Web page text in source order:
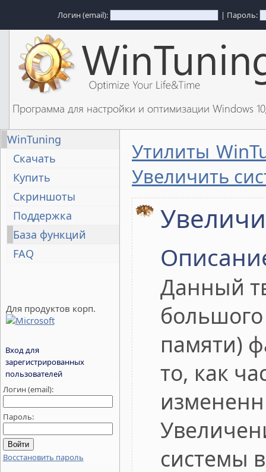
Логин (email): | Пароль:
Программа для настройки и оптимизации Windows
WinTuning
Скачать
Купить
Скриншоты
Поддержка
База функций
FAQ
Для продуктов корп.
Вход для
зарегистрированных
пользователей
Логин (email):
Пароль:
Восстановить пароль
Утилиты
Увеличить
Данный
памяти)
то, как
системы